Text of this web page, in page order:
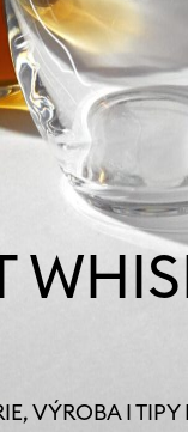
VÝROBA I TIPY